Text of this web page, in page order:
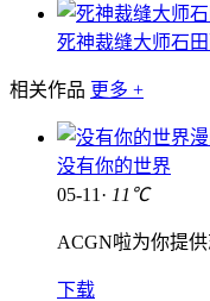
死神裁缝大师石
相关作品 更多 +
没有你的世界
05-11· 11℃
ACGN啦为你提
下载